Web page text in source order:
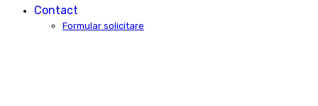
Contact
Formular solicitare